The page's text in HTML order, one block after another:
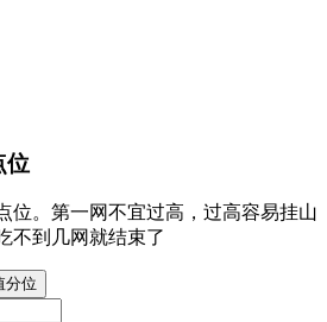
位
位。第一网不宜过高，过高容易挂山
不到几网就结束了
分位